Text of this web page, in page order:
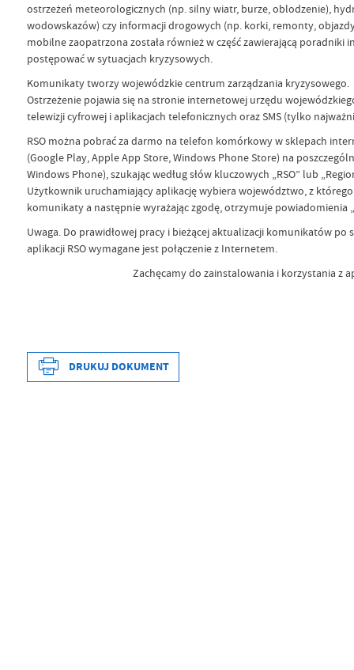
ostrzeżeń meteorologicznych (np. silny wiatr, burze, oblodzenie),
wodowskazów) czy informacji drogowych (np. korki, remonty,
mobilne zaopatrzona została również w część zawierającą poradniki
postępować w sytuacjach kryzysowych.
Komunikaty tworzy wojewódzkie centrum zarządzania kryzysowego.
Ostrzeżenie pojawia się na stronie internetowej urzędu
telewizji cyfrowej i aplikacjach telefonicznych oraz SMS (tylko
RSO można pobrać za darmo na telefon komórkowy w sklepach
(Google Play, Apple App Store, Windows Phone Store) na
Windows Phone), szukając według słów kluczowych „RSO” lub
Użytkownik uruchamiający aplikację wybiera województwo, z
komunikaty a następnie wyrażając zgodę, otrzymuje powiadomienia
Uwaga. Do prawidłowej pracy i bieżącej aktualizacji komunikatów
aplikacji RSO wymagane jest połączenie z Internetem.
Zachęcamy do zainstalowania i korzystania z
Data wytworzenia
DRUKUJ DOKUMENT